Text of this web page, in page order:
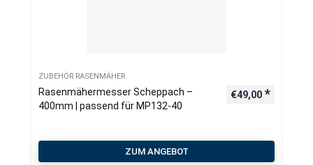
ZUBEHÖR RASENMÄHER
Rasenmähermesser Scheppach –
400mm | passend für MP132-40
€49,00
ZUM ANGEBOT